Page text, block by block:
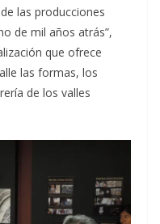
las producciones
de mil años atrás”,
que ofrece
las formas, los
de los valles